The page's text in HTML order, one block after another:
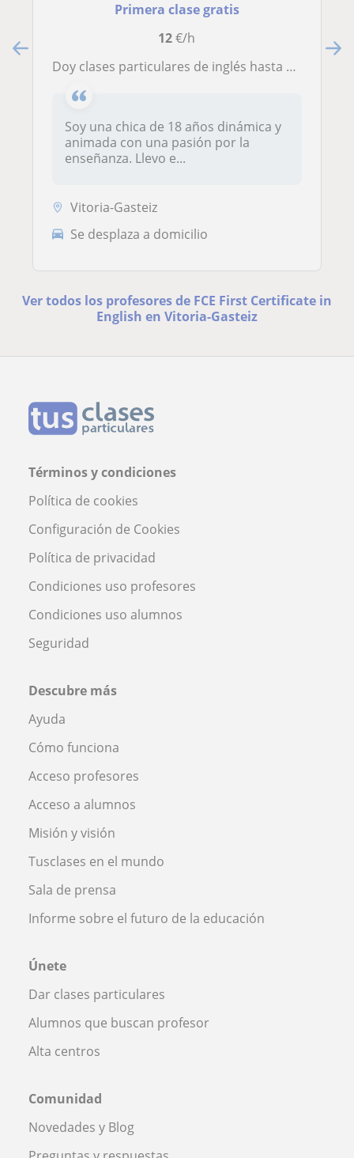
Primera clase gratis
12€/h
Doy clases particulares de inglés hasta el nivel C2 y me adapto a las necesidades de cada persona!
Soy una chica de 18 años dinámica y
animada con una pasión por la
enseñanza. Llevo e...
Vitoria-Gasteiz
Se desplaza a domicilio
Ver todos los profesores de FCE First Certificate in
English en Vitoria-Gasteiz
Términos y condiciones
Política de cookies
Configuración de Cookies
Política de privacidad
Condiciones uso profesores
Condiciones uso alumnos
Seguridad
Descubre más
Ayuda
Cómo funciona
Acceso profesores
Acceso a alumnos
Misión y visión
Tusclases en el mundo
Sala de prensa
Informe sobre el futuro de la educación
Únete
Dar clases particulares
Alumnos que buscan profesor
Alta centros
Comunidad
Novedades y Blog